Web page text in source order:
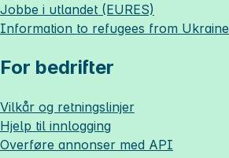
Jobbe i utlandet (EURES)
Information to refugees from Ukraine
For bedrifter
Vilkår og retningslinjer
Hjelp til innlogging
Overføre annonser med API